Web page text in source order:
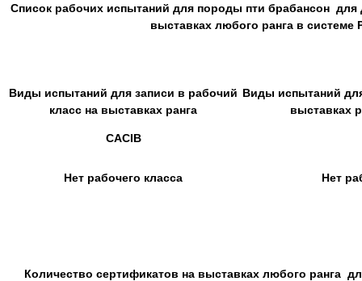
Список рабочих испытаний для породы пти брабансон для
выставках любого ранга в системе
Виды испытаний для записи в рабочий
класс на выставках ранга
CACIB
Виды испытаний
выставках
Нет рабочего класса Нет
Количество сертификатов на выставках любого ранга